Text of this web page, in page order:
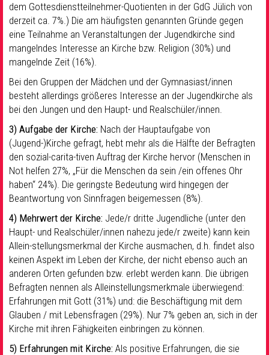
dem Gottesdienstteilnehmer-Quotienten in der GdG Jülich von
derzeit ca. 7%.) Die am häufigsten genannten Gründe gegen
eine Teilnahme an Veranstaltungen der Jugendkirche sind
mangelndes Interesse an Kirche bzw. Religion (30%) und
mangelnde Zeit (16%).
Bei den Gruppen der Mädchen und der Gymnasiast/innen
besteht allerdings größeres Interesse an der Jugendkirche als
bei den Jungen und den Haupt- und Realschüler/innen.
3) Aufgabe der Kirche: Nach der Hauptaufgabe von
(Jugend-)Kirche gefragt, hebt mehr als die Hälfte der Befragten
den sozial-carita-tiven Auftrag der Kirche hervor (Menschen in
Not helfen 27%, „Für die Menschen da sein /ein offenes Ohr
haben“ 24%). Die geringste Bedeutung wird hingegen der
Beantwortung von Sinnfragen beigemessen (8%).
4) Mehrwert der Kirche: Jede/r dritte Jugendliche (unter den
Haupt- und Realschüler/innen nahezu jede/r zweite) kann kein
Allein-stellungsmerkmal der Kirche ausmachen, d.h. findet also
keinen Aspekt im Leben der Kirche, der nicht ebenso auch an
anderen Orten gefunden bzw. erlebt werden kann. Die übrigen
Befragten nennen als Alleinstellungsmerkmale überwiegend:
Erfahrungen mit Gott (31%) und: die Beschäftigung mit dem
Glauben / mit Lebensfragen (29%). Nur 7% geben an, sich in der
Kirche mit ihren Fähigkeiten einbringen zu können.
5) Erfahrungen mit Kirche: Als positive Erfahrungen, die sie